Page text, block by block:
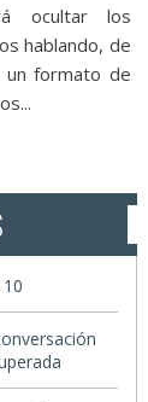
ocultar los
hablando, de
un formato de